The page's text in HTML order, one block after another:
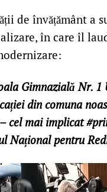
de învățământ a
în care îl
Gimnazială Nr. 1
din comuna
cel mai implicat
Național pentru